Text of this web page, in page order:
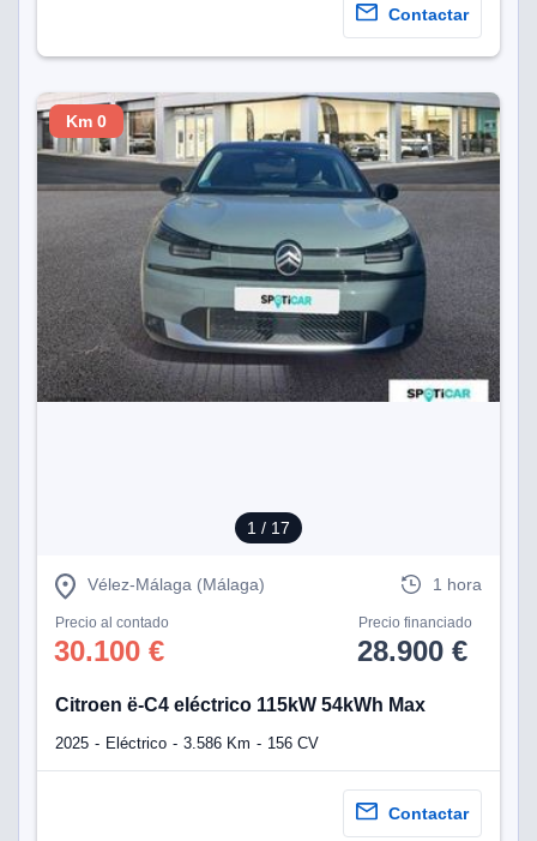
Contactar
1 / 17
Km 0
Vélez-Málaga (Málaga) 1 hora
Precio al contado
30.100 €
Precio financiado
28.900 €
Citroen ë-C4 eléctrico 115kW 54kWh Max
2025 Eléctrico 3.586 Km 156 CV
Contactar